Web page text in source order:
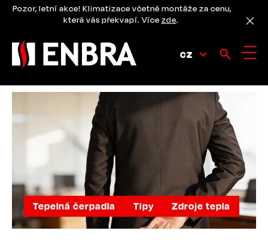
PřejítPozor, letní akce! Klimatizace včetně montáže za cenu,
která vás překvapí. Více zde.
CZ
Tepelná čerpadla Tipy Zdroje tepla